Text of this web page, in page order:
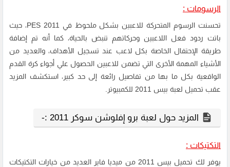
الرسومات :
تحسنت الرسوم المتحركة للاعبين بشكل ملحوظ في PES 2011، حيث
باتت ردود فعل اللاعبين وحركاتهم تنبض بالحياة، كما أنه تم إضافة
طريقة الإحتفال الخاصة بكل لاعب عند تسجيل الأهداف، والعديد من
الأشياء المهمة الأخرى التي تضمن للاعبين الحصول علي أجواء كرة القدم
الواقعية بكل ما بها من تفاصيل رائعة إلى حد كبير، استكشف المزيد
عقب تحميل لعبة بيس 2011 للكمبيوتر.
المزيد حول لعبة برو إفلوشن سوكر 2011 :-
التكتيكات :
يوفر لك تحميل بيس 2011 من ميديا فاير العديد من خيارات التكتيكات